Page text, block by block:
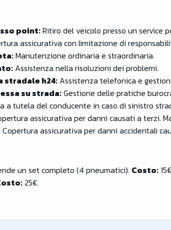
point:Ritiro del veicolo presso un service
assicurativa con limitazione di
Manutenzione ordinaria e straordinaria.
Assistenza nella risoluzioni dei problemi.
stradale h24: Assistenza telefonica e
su strada:Gestione delle pratiche
a tutela del conducente in caso di sinistro
assicurativa per danni causati a terzi.
Copertura assicurativa per danni accidentali
un set completo (4 pneumatici). Costo:
25€.